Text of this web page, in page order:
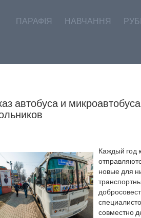
ПАРАФІЯ НАВЧАННЯ
автобуса и
Каждый год
новые для
совместно